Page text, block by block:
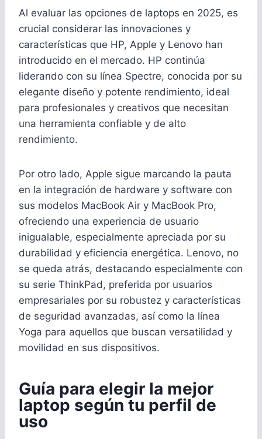
Al evaluar las opciones de laptops en 2025, es
crucial considerar las innovaciones y
características que HP, Apple y Lenovo han
introducido en el mercado. HP continúa
liderando con su línea Spectre, conocida por su
elegante diseño y potente rendimiento, ideal
para profesionales y creativos que necesitan
una herramienta confiable y de alto
rendimiento.
Por otro lado, Apple sigue marcando la pauta
en la integración de hardware y software con
sus modelos MacBook Air y MacBook Pro,
ofreciendo una experiencia de usuario
inigualable, especialmente apreciada por su
durabilidad y eficiencia energética. Lenovo, no
se queda atrás, destacando especialmente con
su serie ThinkPad, preferida por usuarios
empresariales por su robustez y características
de seguridad avanzadas, así como la línea
Yoga para aquellos que buscan versatilidad y
movilidad en sus dispositivos.
Guía para elegir la mejor
laptop según tu perfil de
uso